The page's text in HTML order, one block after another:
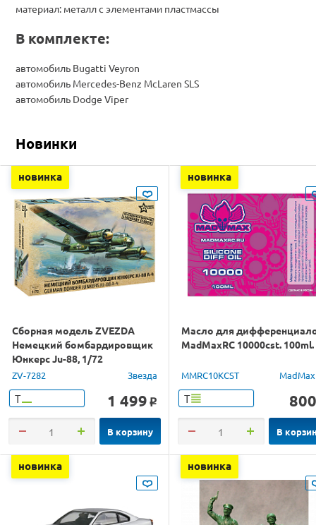
материал: металл с элементами пластмассы
В комплекте:
автомобиль Bugatti Veyron
автомобиль Mercedes-Benz McLaren SLS
автомобиль Dodge Viper
Новинки
новинка
Сборная модель ZVEZDA
Немецкий бомбардировщик
Юнкерс Ju-88, 1/72
ZV-7282 Звезда
Т 1 499 o
В корзину
новинка
Масло для
MadMaxRC 10000cst. 100ml.
MMRC10KCST
Т 800
В
новинка новинка